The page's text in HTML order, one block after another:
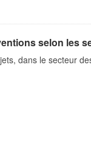
selon les
dans le secteur